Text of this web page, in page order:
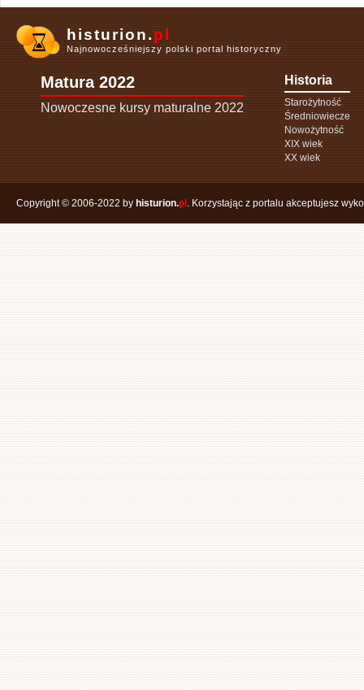
histurion.pl
Najnowocześniejszy polski portal historyczny
Matura 2022
Nowoczesne kursy maturalne 2022
Historia
Starożytność
Średniowiecze
Nowożytność
XIX wiek
XX wiek
Copyright © 2006-2022 by histurion.pl . Korzystając z portalu akceptujesz